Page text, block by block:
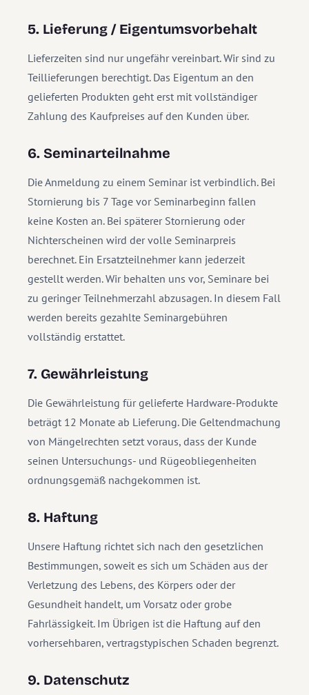
5. Lieferung / Eigentumsvorbehalt
Lieferzeiten sind nur ungefähr vereinbart. Wir sind zu
Teillieferungen berechtigt. Das Eigentum an den
gelieferten Produkten geht erst mit vollständiger
Zahlung des Kaufpreises auf den Kunden über.
6. Seminarteilnahme
Die Anmeldung zu einem Seminar ist verbindlich. Bei
Stornierung bis 7 Tage vor Seminarbeginn fallen
keine Kosten an. Bei späterer Stornierung oder
Nichterscheinen wird der volle Seminarpreis
berechnet. Ein Ersatzteilnehmer kann jederzeit
gestellt werden. Wir behalten uns vor, Seminare bei
zu geringer Teilnehmerzahl abzusagen. In diesem Fall
werden bereits gezahlte Seminargebühren
vollständig erstattet.
7. Gewährleistung
Die Gewährleistung für gelieferte Hardware-Produkte
beträgt 12 Monate ab Lieferung. Die Geltendmachung
von Mängelrechten setzt voraus, dass der Kunde
seinen Untersuchungs- und Rügeobliegenheiten
ordnungsgemäß nachgekommen ist.
8. Haftung
Unsere Haftung richtet sich nach den gesetzlichen
Bestimmungen, soweit es sich um Schäden aus der
Verletzung des Lebens, des Körpers oder der
Gesundheit handelt, um Vorsatz oder grobe
Fahrlässigkeit. Im Übrigen ist die Haftung auf den
vorhersehbaren, vertragstypischen Schaden begrenzt.
9. Datenschutz